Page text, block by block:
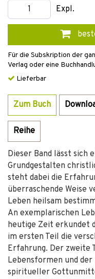
Expl.
Für die Subskription der
Verlag oder eine
Lieferbar
Zum Buch
Reihe
Dieser Band lässt sich
Grundgestalten
steht dabei die
überraschende Weise
Leben heilsam
An exemplarischen
heutige Zeit erkundet
im ersten Teil die
Erfahrung. Der zweite
Lebensformen und der
spiritueller